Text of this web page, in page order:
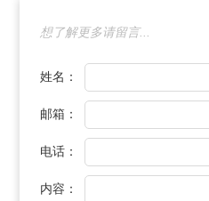
想了解更多请留言...
姓名：
邮箱：
电话：
内容：